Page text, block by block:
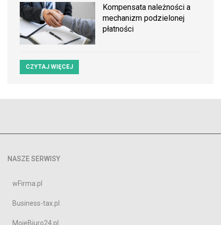
Kompensata należności a
mechanizm podzielonej
płatności
CZYTAJ WIĘCEJ
NASZE SERWISY
wFirma.pl
Business-tax.pl
MojeBiuro24.pl